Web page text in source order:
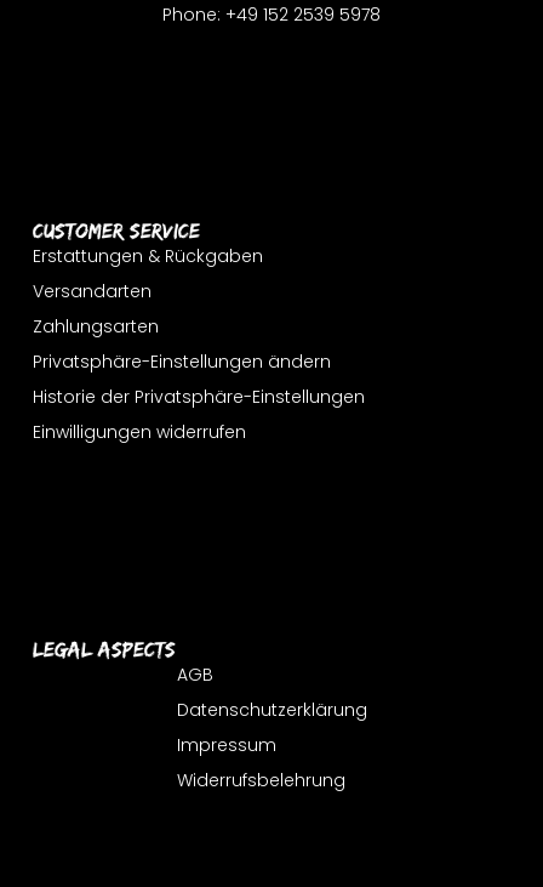
Customer Service
Erstattungen & Rückgaben
Versandarten
Zahlungsarten
Privatsphäre-Einstellungen ändern
Historie der Privatsphäre-Einstellungen
Einwilligungen widerrufen
Phone: +49 152 2539 5978
Legal Aspects
AGB
Datenschutzerklärung
Impressum
Widerrufsbelehrung